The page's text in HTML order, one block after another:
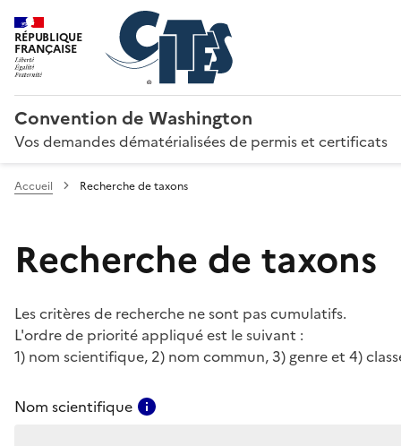
RÉPUBLIQUE
FRANÇAISE
Convention de Washington
Vos demandes dématérialisées de permis et certificats
Accueil Recherche de taxons
Recherche de taxons
Les critères de recherche ne sont pas cumulatifs.
L'ordre de priorité appliqué est le suivant :
1) nom scientifique, 2) nom commun, 3) genre et 4)
Nom scientifique